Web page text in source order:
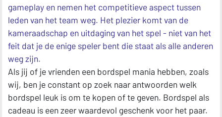
gameplay en nemen het competitieve aspect tussen
leden van het team weg. Het plezier komt van de
kameraadschap en uitdaging van het spel - niet van het
feit dat je de enige speler bent die staat als alle anderen
weg zijn.
Als jij of je vrienden een bordspel mania hebben, zoals
wij, ben je constant op zoek naar antwoorden welk
bordspel leuk is om te kopen of te geven. Bordspel als
cadeau is een zeer waardevol geschenk voor het paar.